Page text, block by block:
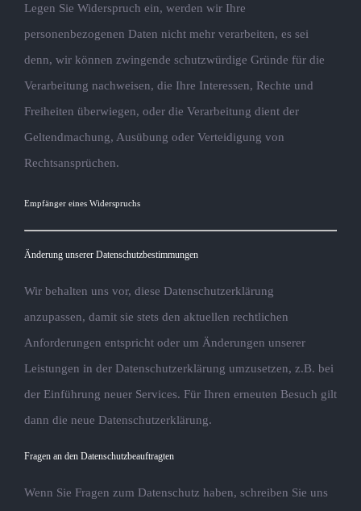
Legen Sie Widerspruch ein, werden wir Ihre
personenbezogenen Daten nicht mehr verarbeiten, es sei
denn, wir können zwingende schutzwürdige Gründe für die
Verarbeitung nachweisen, die Ihre Interessen, Rechte und
Freiheiten überwiegen, oder die Verarbeitung dient der
Geltendmachung, Ausübung oder Verteidigung von
Rechtsansprüchen.
Empfänger eines Widerspruchs
Änderung unserer Datenschutzbestimmungen
Wir behalten uns vor, diese Datenschutzerklärung
anzupassen, damit sie stets den aktuellen rechtlichen
Anforderungen entspricht oder um Änderungen unserer
Leistungen in der Datenschutzerklärung umzusetzen, z.B. bei
der Einführung neuer Services. Für Ihren erneuten Besuch gilt
dann die neue Datenschutzerklärung.
Fragen an den Datenschutzbeauftragten
Wenn Sie Fragen zum Datenschutz haben, schreiben Sie uns